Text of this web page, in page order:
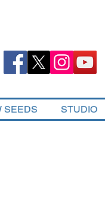
SEEDS STUDIO